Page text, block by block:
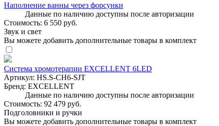
Наполнение ванны через форсунки
Данные по наличию доступны после авторизации
Стоимость: 6 550 руб.
Звук и свет
Вы можете добавить дополнительные товары в комплект
Система хромотерапии EXCELLENT 6LED
Артикул: HS.S-CH6-SJT
Бренд: EXCELLENT
Данные по наличию доступны после авторизации
Стоимость: 92 479 руб.
Подголовники и ручки
Вы можете добавить дополнительные товары в комплект